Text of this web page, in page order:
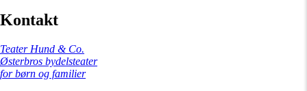
Kontakt
Teater Hund & Co.
Østerbros bydelsteater
for børn og familier